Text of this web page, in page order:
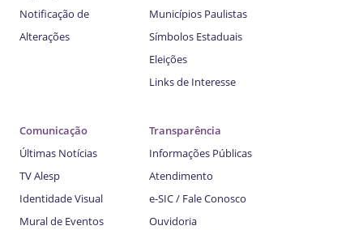
Notificação de
Alterações
Municípios Paulistas
Símbolos Estaduais
Eleições
Links de Interesse
Comunicação
Últimas Notícias
TV Alesp
Identidade Visual
Mural de Eventos
Transparência
Informações Públicas
Atendimento
e-SIC / Fale Conosco
Ouvidoria